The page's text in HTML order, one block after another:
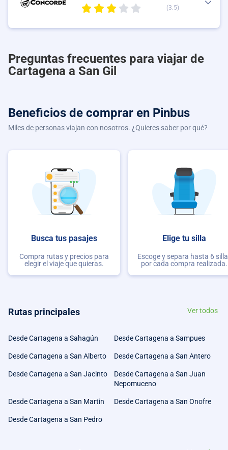
(3.5)
Preguntas frecuentes para viajar de
Cartagena a San Gil
Beneficios de comprar en Pinbus
Miles de personas viajan con nosotros. ¿Quieres saber por qué?
Busca tus pasajes
Compra rutas y precios para
elegir el viaje que quieras.
Elige tu silla
Escoge y separa hasta 6
por cada compra realizada.
Rutas principales Ver todos
Desde Cartagena a Sahagún Desde Cartagena a Sampues
Desde Cartagena a San Alberto Desde Cartagena a San Antero
Desde Cartagena a San Jacinto
Desde Cartagena a San Juan
Nepomuceno
Desde Cartagena a San Martin Desde Cartagena a San Onofre
Desde Cartagena a San Pedro